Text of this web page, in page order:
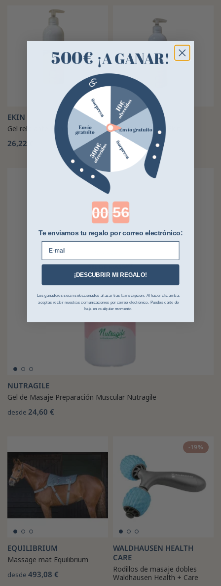
EKIN
Gel relajante Ekin
26,22 €
EKIN
Tendones de gel Ekin
26,22 €
NUTRAGILE
Gel de Masaje Preparación Muscular Nutragile
desde 24,60 €
EQUILIBRIUM
Massage mat Equilibrium
desde 493,08 €
-19%
WALDHAUSEN HEALTH
CARE
Rodillos de masaje dobles
Waldhausen Health + Care
500€ ¡A GANAR!
Countdown ends in:
Te enviamos tu regalo por correo electrónico:
E-mail
¡DESCUBRIR MI REGALO!
Los ganadores serán seleccionados al azar tras la inscripción. Al hacer clic arriba,
aceptas recibir nuestras comunicaciones por correo electrónico. Puedes darte de
baja en cualquier momento.